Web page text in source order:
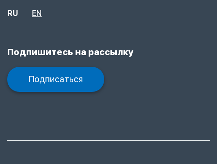
RU EN
Подпишитесь на рассылку
Подписаться